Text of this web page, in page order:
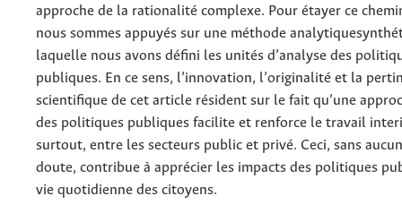
approche de la rationalité complexe. Pour étayer ce
nous sommes appuyés sur une méthode
laquelle nous avons défini les unités d’analyse des
publiques. En ce sens, l’innovation, l’originalité et la
scientifique de cet article résident sur le fait qu’une
des politiques publiques facilite et renforce le travail
surtout, entre les secteurs public et privé. Ceci, sans aucun
doute, contribue à apprécier les impacts des politiques
vie quotidienne des citoyens.